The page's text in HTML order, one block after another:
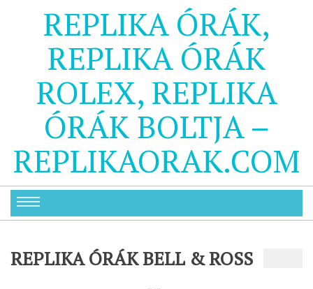
REPLIKA ÓRÁK,
REPLIKA ÓRÁK
ROLEX, REPLIKA
ÓRÁK BOLTJA –
REPLIKAORAK.COM
REPLIKA ÓRÁK BELL & ROSS